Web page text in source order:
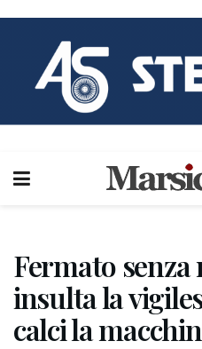
Fermato
insulta la
calci la